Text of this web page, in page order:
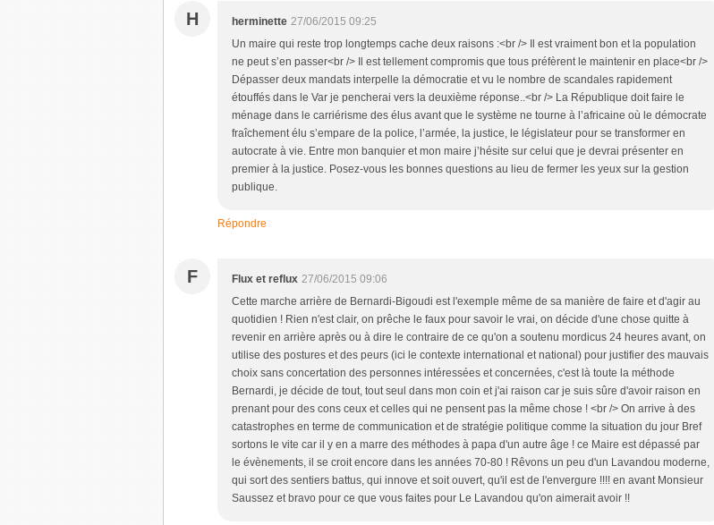
H herminette 27/06/2015 09:25
Un maire qui reste trop longtemps cache deux raisons :<br /> Il est vraiment bon et la population
ne peut s’en passer<br /> Il est tellement compromis que tous préfèrent le maintenir en place<br />
Dépasser deux mandats interpelle la démocratie et vu le nombre de scandales rapidement
étouffés dans le Var je pencherai vers la deuxième réponse..<br /> La République doit faire le
ménage dans le carriérisme des élus avant que le système ne tourne à l’africaine où le démocrate
fraîchement élu s’empare de la police, l’armée, la justice, le législateur pour se transformer en
autocrate à vie. Entre mon banquier et mon maire j’hésite sur celui que je devrai présenter en
premier à la justice. Posez-vous les bonnes questions au lieu de fermer les yeux sur la gestion
publique.
Répondre
F Flux et reflux 27/06/2015 09:06
Cette marche arrière de Bernardi-Bigoudi est l'exemple même de sa manière de faire et d'agir au
quotidien ! Rien n'est clair, on prêche le faux pour savoir le vrai, on décide d'une chose quitte à
revenir en arrière après ou à dire le contraire de ce qu'on a soutenu mordicus 24 heures avant, on
utilise des postures et des peurs (ici le contexte international et national) pour justifier des mauvais
choix sans concertation des personnes intéressées et concernées, c'est là toute la méthode
Bernardi, je décide de tout, tout seul dans mon coin et j'ai raison car je suis sûre d'avoir raison en
prenant pour des cons ceux et celles qui ne pensent pas la même chose ! <br /> On arrive à des
catastrophes en terme de communication et de stratégie politique comme la situation du jour Bref
sortons le vite car il y en a marre des méthodes à papa d'un autre âge ! ce Maire est dépassé par
le évènements, il se croit encore dans les années 70-80 ! Rêvons un peu d'un Lavandou moderne,
qui sort des sentiers battus, qui innove et soit ouvert, qu'il est de l'envergure !!!! en avant Monsieur
Saussez et bravo pour ce que vous faites pour Le Lavandou qu'on aimerait avoir !!